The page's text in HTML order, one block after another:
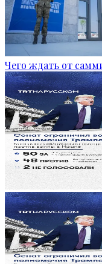
Чего ждать от